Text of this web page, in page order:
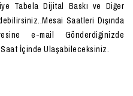
Tabela Dijital Baskı ve Diğer
Saatleri Dışında
e-mail Gönderdiğinizde
İçinde Ulaşabileceksiniz.